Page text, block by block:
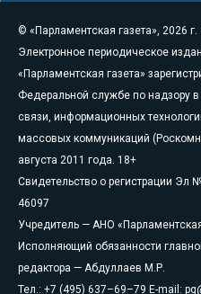
© «Парламентская газета», 2026 г.
Электронное периодическое
«Парламентская газета»
Федеральной службе по надзору
связи, информационных
массовых коммуникаций
августа 2011 года. 18+
Свидетельство о регистрации Эл
46097
Учредитель — АНО
Исполняющий обязанности
редактора — Абдуллаев М.Р.
Тел.: +7 (495) 637–69–79 E-mail: